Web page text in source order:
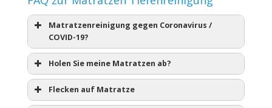
Matratzenreinigung gegen Coronavirus /
COVID-19?
Holen Sie meine Matratzen ab?
Flecken auf Matratze